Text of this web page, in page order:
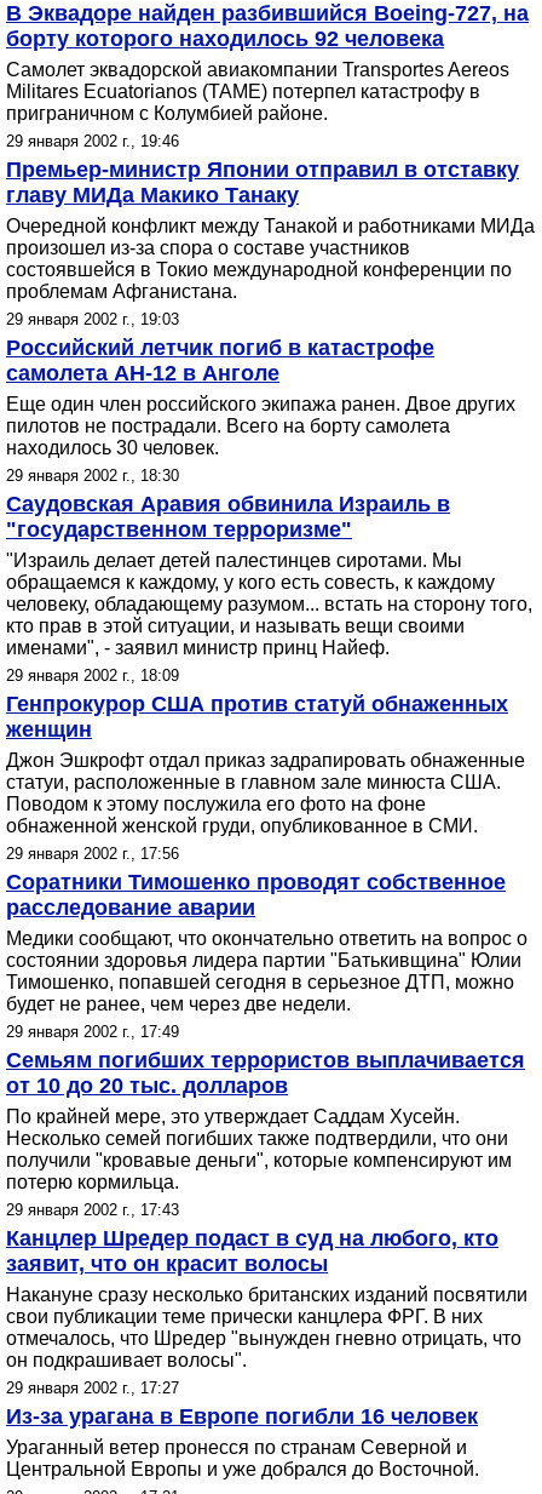
В Эквадоре найден разбившийся Boeing-727, на
борту которого находилось 92 человека
Самолет эквадорской авиакомпании Transportes Aereos
Militares Ecuatorianos (TAME) потерпел катастрофу в
приграничном с Колумбией районе.
29 января 2002 г., 19:46
Премьер-министр Японии отправил в отставку
главу МИДа Макико Танаку
Очередной конфликт между Танакой и работниками МИДа
произошел из-за спора о составе участников
состоявшейся в Токио международной конференции по
проблемам Афганистана.
29 января 2002 г., 19:03
Российский летчик погиб в катастрофе
самолета АН-12 в Анголе
Еще один член российского экипажа ранен. Двое других
пилотов не пострадали. Всего на борту самолета
находилось 30 человек.
29 января 2002 г., 18:30
Саудовская Аравия обвинила Израиль в
"государственном терроризме"
"Израиль делает детей палестинцев сиротами. Мы
обращаемся к каждому, у кого есть совесть, к каждому
человеку, обладающему разумом... встать на сторону того,
кто прав в этой ситуации, и называть вещи своими
именами", - заявил министр принц Найеф.
29 января 2002 г., 18:09
Генпрокурор США против статуй обнаженных
женщин
Джон Эшкрофт отдал приказ задрапировать обнаженные
статуи, расположенные в главном зале минюста США.
Поводом к этому послужила его фото на фоне
обнаженной женской груди, опубликованное в СМИ.
29 января 2002 г., 17:56
Соратники Тимошенко проводят собственное
расследование аварии
Медики сообщают, что окончательно ответить на вопрос о
состоянии здоровья лидера партии "Батькивщина" Юлии
Тимошенко, попавшей сегодня в серьезное ДТП, можно
будет не ранее, чем через две недели.
29 января 2002 г., 17:49
Семьям погибших террористов выплачивается
от 10 до 20 тыс. долларов
По крайней мере, это утверждает Саддам Хусейн.
Несколько семей погибших также подтвердили, что они
получили "кровавые деньги", которые компенсируют им
потерю кормильца.
29 января 2002 г., 17:43
Канцлер Шредер подаст в суд на любого, кто
заявит, что он красит волосы
Накануне сразу несколько британских изданий посвятили
свои публикации теме прически канцлера ФРГ. В них
отмечалось, что Шредер "вынужден гневно отрицать, что
он подкрашивает волосы".
29 января 2002 г., 17:27
Из-за урагана в Европе погибли 16 человек
Ураганный ветер пронесся по странам Северной и
Центральной Европы и уже добрался до Восточной.